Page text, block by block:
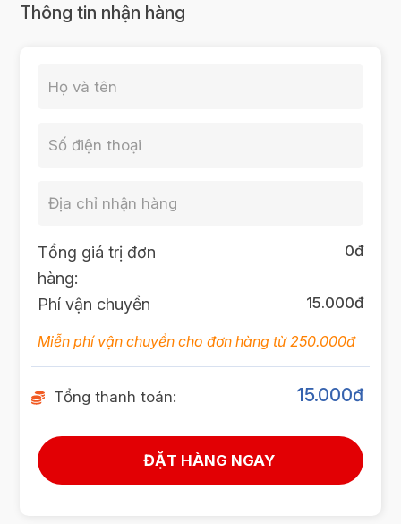
Thông tin nhận hàng
Tổng giá trị đơn
hàng:
0đ
Phí vận chuyển 15.000đ
Miễn phí vận chuyển cho đơn hàng từ 250.000đ
Tổng thanh toán: 15.000đ